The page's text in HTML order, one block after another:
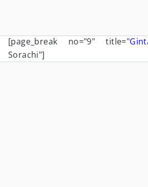
[page_break no="9" title="
Sorachi"]